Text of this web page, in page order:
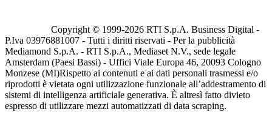
Copyright © 1999-2026 RTI S.p.A. Business Digital -
P.Iva 03976881007 - Tutti i diritti riservati - Per la pubblicità
Mediamond S.p.A. - RTI S.p.A., Mediaset N.V., sede legale
Amsterdam (Paesi Bassi) - Uffici Viale Europa 46, 20093 Cologno
Monzese (MI)Rispetto ai contenuti e ai dati personali trasmessi e/o
riprodotti è vietata ogni utilizzazione funzionale all’addestramento di
sistemi di intelligenza artificiale generativa. È altresì fatto divieto
espresso di utilizzare mezzi automatizzati di data scraping.